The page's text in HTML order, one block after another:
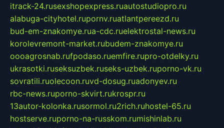
itrack-24.rusexshopexpress.ruautostudiopro.ru
alabuga-cityhotel.rupornv.ruatlantpereezd.ru
bud-em-znakomye.rua-cdc.ruelektrostal-news.ru
korolevremont-market.rubudem-znakomye.ru
oooagrosnab.rufpodaso.ruemfire.rupro-otdelky.ru
ukrasotki.ruseksuzbek.ruseks-uzbek.ruporno-vk.ru
sovratili.ruolecoon.ruvd-dosug.ruadonyev.ru
rbc-news.ruporno-skvirt.rukrospr.ru
13autor-kolonka.rusormol.ru2rich.ruhostel-65.ru
hostserve.ruporno-na-russkom.rumishinlab.ru